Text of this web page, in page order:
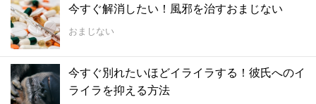
今すぐ解消したい！風邪を治すおまじない
おまじない
今すぐ別れたいほどイライラする！彼氏へのイ
ライラを抑える方法